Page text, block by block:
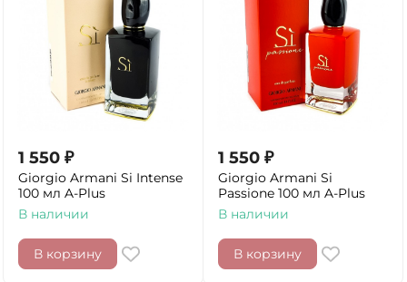
1 550 ₽
Giorgio Armani Si Intense
100 мл A-Plus
В наличии
В корзину
1 550 ₽
Giorgio Armani Si
Passione 100 мл A-Plus
В наличии
В корзину